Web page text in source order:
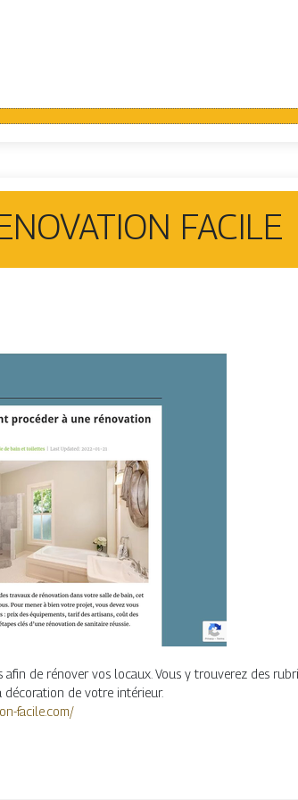
FACILE
de rénover vos locaux. Vous y trouverez des
décoration de votre intérieur.
facile.com/